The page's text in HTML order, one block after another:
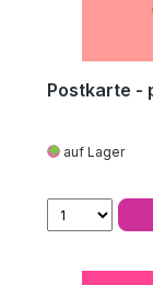
Postkarte -
auf Lager